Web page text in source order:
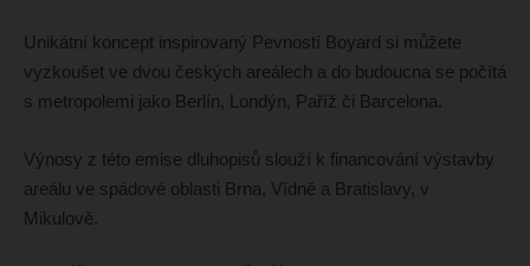
Unikátní koncept inspirovaný Pevností Boyard si můžete
vyzkoušet ve dvou českých areálech a do budoucna se počítá
s metropolemi jako Berlín, Londýn, Paříž či Barcelona.
Výnosy z této emise dluhopisů slouží k financování výstavby
areálu ve spádové oblasti Brna, Vídně a Bratislavy, v
Mikulově.